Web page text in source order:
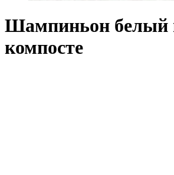
Шампиньон белый
компосте